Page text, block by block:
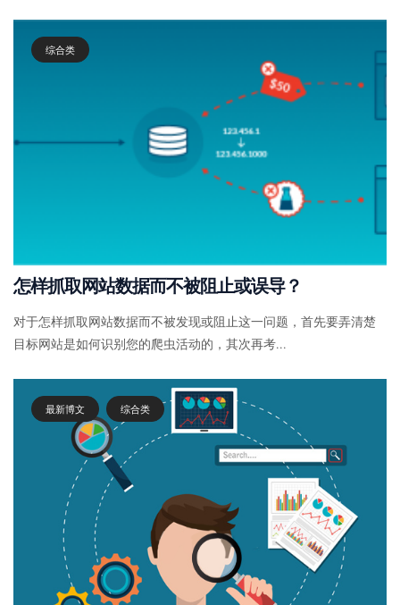
综合类
怎样抓取网站数据而不被阻止或误导？
对于怎样抓取网站数据而不被发现或阻止这一问题，首先要弄清楚
目标网站是如何识别您的爬虫活动的，其次再考...
最新博文 综合类